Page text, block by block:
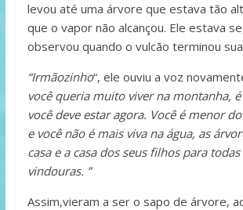
levou até uma árvore que estava tão
que o vapor não alcançou. Ele estava
observou quando o vulcão terminou
“Irmãozinho“, ele ouviu a voz
você queria muito viver na montanha,
você deve estar agora. Você é menor
e você não é mais viva na água, as
casa e a casa dos seus filhos para todas
vindouras. ”
Assim,vieram a ser o sapo de árvore,